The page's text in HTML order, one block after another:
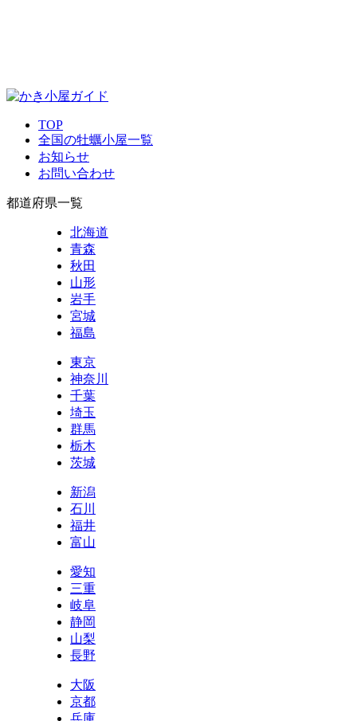
TOP
全国の牡蠣小屋一覧
お知らせ
お問い合わせ
都道府県一覧
北海道
青森
秋田
山形
岩手
宮城
福島
東京
神奈川
千葉
埼玉
群馬
栃木
茨城
新潟
石川
福井
富山
愛知
三重
岐阜
静岡
山梨
長野
大阪
京都
兵庫